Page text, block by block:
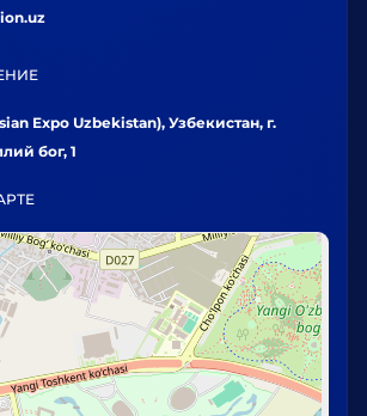
Expo Uzbekistan), Узбекистан, г.
бог, 1